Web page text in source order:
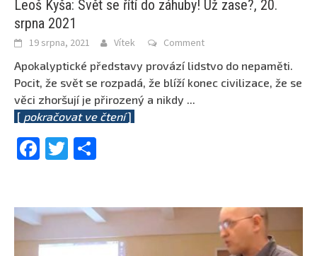
Leoš Kyša: Svět se řítí do záhuby! Už zase?, 20.
srpna 2021
19 srpna, 2021 Vítek Comment
Apokalyptické představy provází lidstvo do nepaměti.
Pocit, že svět se rozpadá, že blíží konec civilizace, že se
věci zhoršují je přirozený a nikdy ...
[ pokračovat ve čtení]
Facebook
Twitter